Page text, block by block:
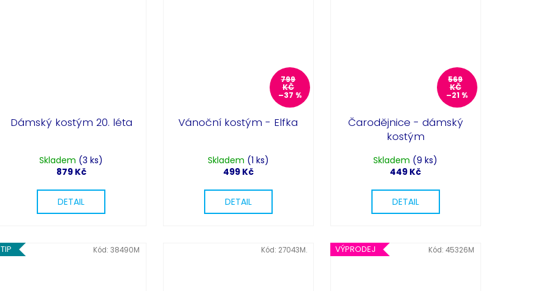
Dámský kostým 20. léta
Skladem (3 ks)
879 Kč
DETAIL
799
KČ
–37 %
Vánoční kostým - Elfka
Skladem (1 ks)
499 Kč
DETAIL
569
KČ
–21 %
Čarodějnice - dámský
kostým
Skladem (9 ks)
449 Kč
DETAIL
TIP Kód:38490M Kód: 27043M. VÝPRODEJ Kód: 45326M